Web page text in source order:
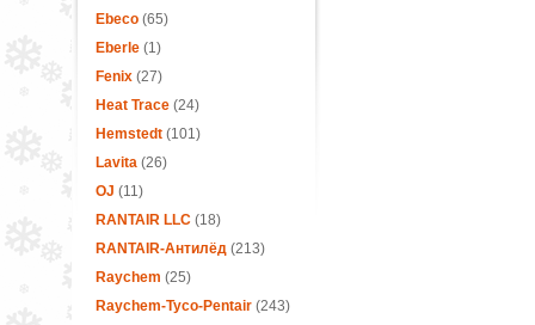
Ebeco(65)
Eberle(1)
Fenix(27)
Heat Trace(24)
Hemstedt(101)
Lavita(26)
OJ (11)
RANTAIR LLC(18)
RANTAIR-Антилёд(213)
Raychem (25)
Raychem-Tyco-Pentair (243)